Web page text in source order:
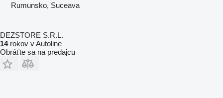
Rumunsko, Suceava
DEZSTORE S.R.L.
14rokov v Autoline
Obráťte sa na predajcu